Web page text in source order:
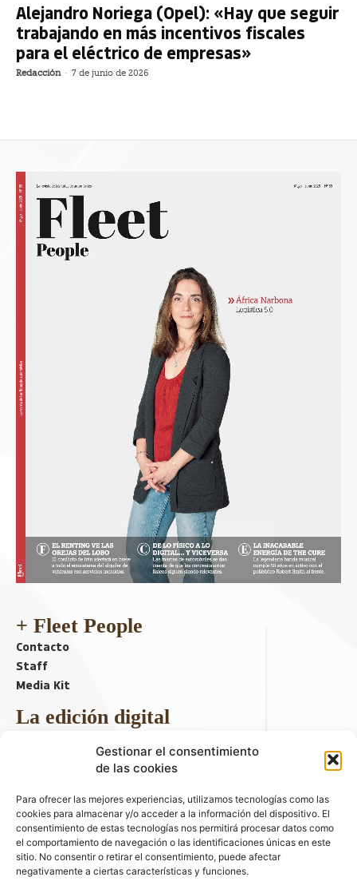
Gestionar el consentimiento
de las cookies
Para ofrecer las mejores experiencias, utilizamos tecnologías como las
cookies para almacenar y/o acceder a la información del dispositivo. El
consentimiento de estas tecnologías nos permitirá procesar datos como
el comportamiento de navegación o las identificaciones únicas en este
sitio. No consentir o retirar el consentimiento, puede afectar
negativamente a ciertas características y funciones.
Alejandro Noriega (Opel): «Hay que seguir
trabajando en más incentivos fiscales
para el eléctrico de empresas»
Redacción - 7 de junio de 2026
+ Fleet People
Contacto
Staff
Media Kit
La edición digital
Descargar último ejemplar
ir a hemeroteca
+ Contenido en redes sociales